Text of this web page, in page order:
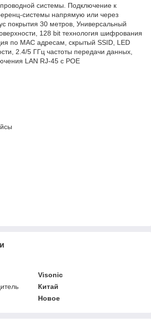
системы. Подключение к
системы напрямую или через
покрытия 30 метров, Универсальный
128 bit технология шифрования
по MAC адресам, скрытый SSID, LED
2.4/5 ГГц частоты передачи данных,
LAN RJ-45 c POE
Visonic
Китай
Новое